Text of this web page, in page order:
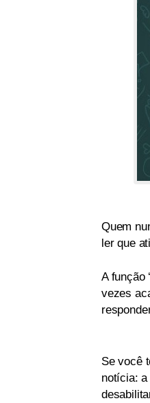
Quem
ler que
A função
vezes
Se você
notícia: